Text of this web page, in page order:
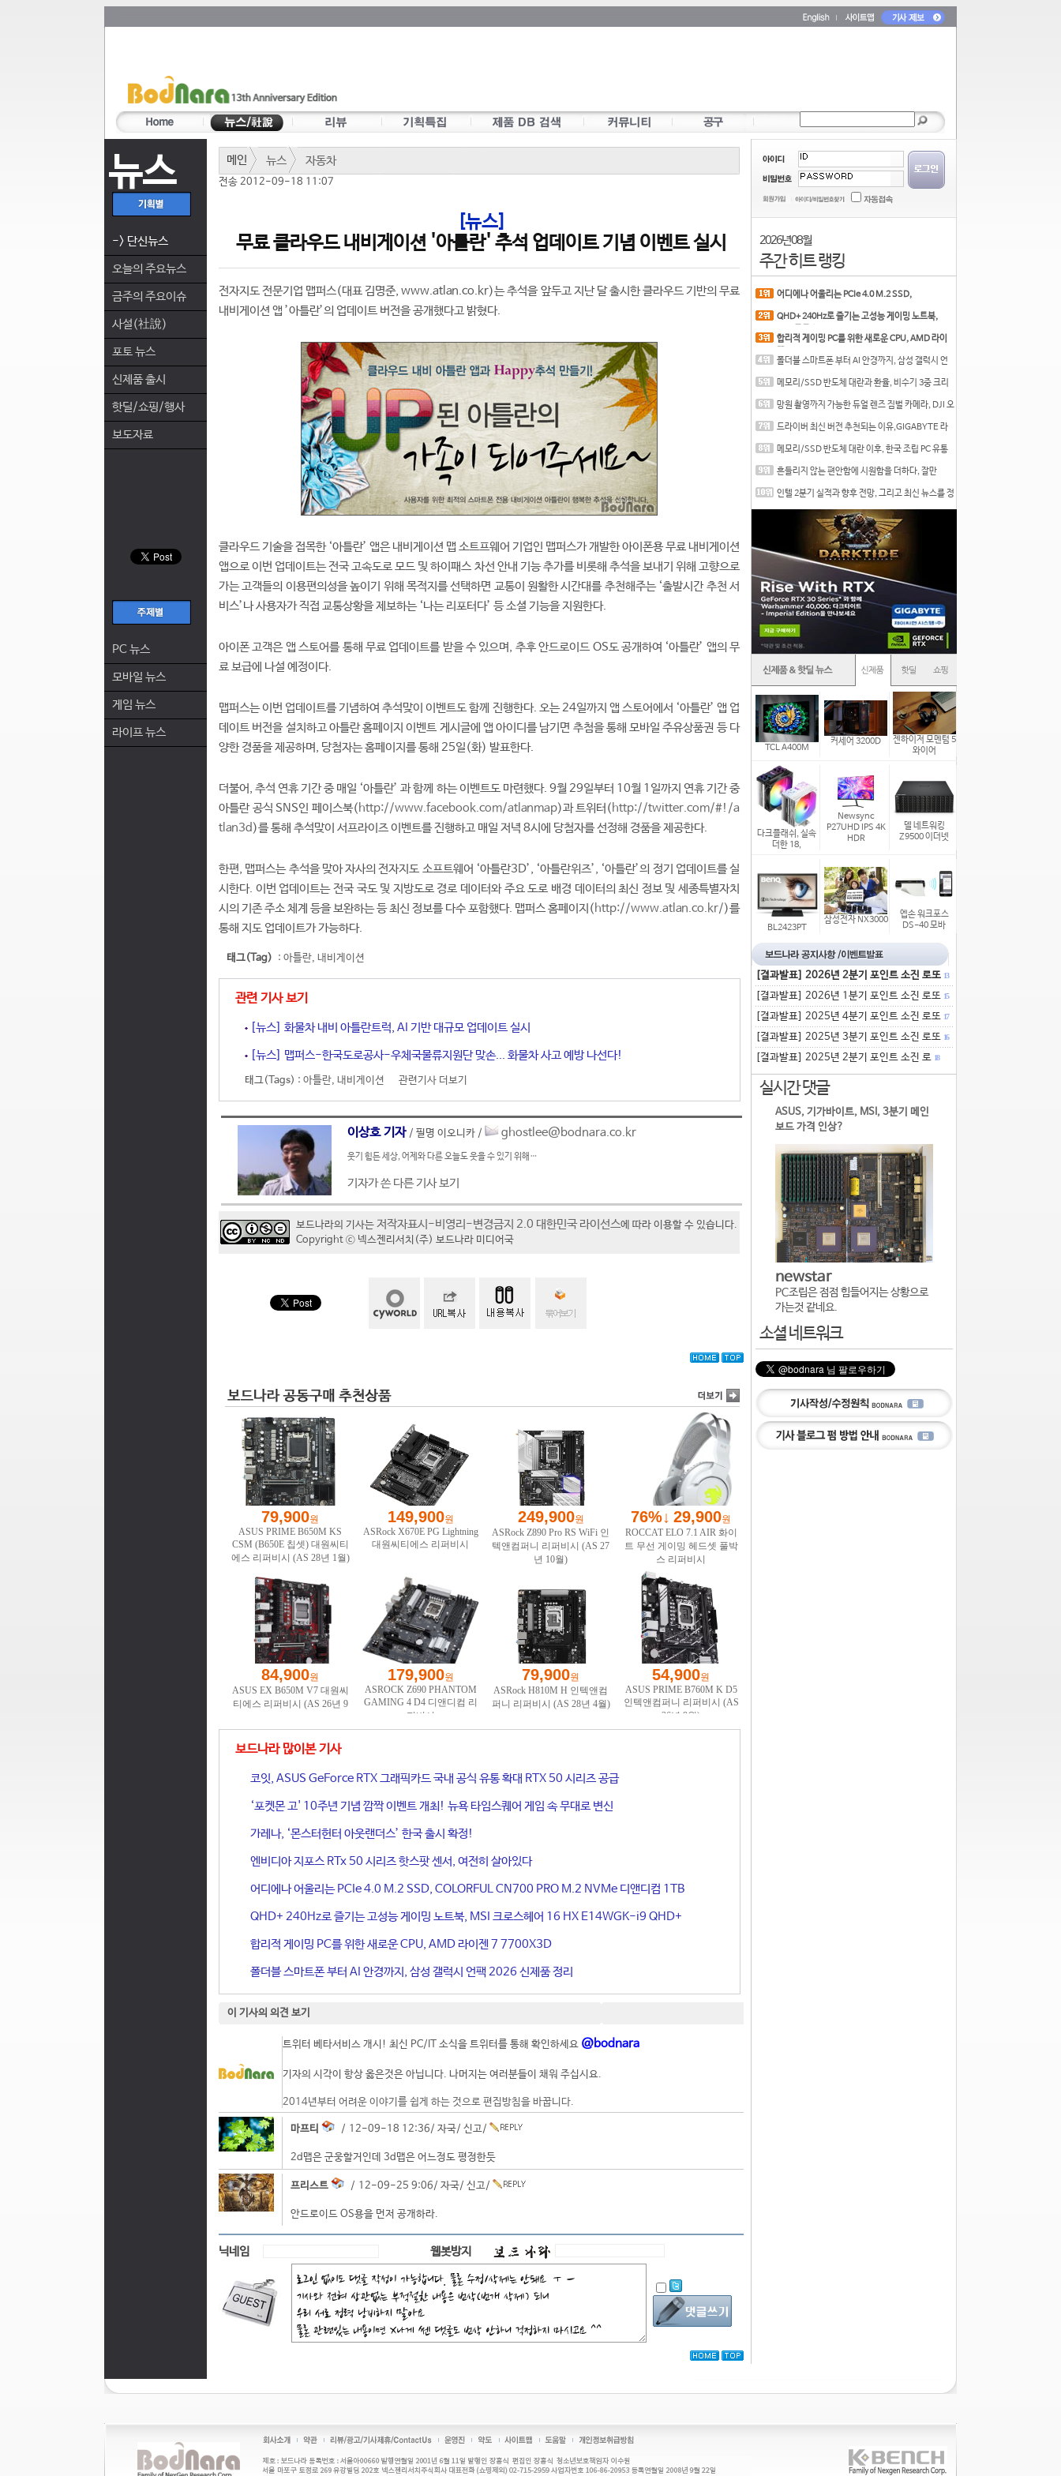
뉴스
-> 단신뉴스
오늘의 주요뉴스
금주의 주요이슈
사설(社說)
포토 뉴스
신제품 출시
핫딜/쇼핑/행사
보도자료
PC 뉴스
모바일 뉴스
게임 뉴스
라이프 뉴스
메인 뉴스 자동차
전송 2012-09-18 11:07
[뉴스]
무료 클라우드 내비게이션 '아틀란' 추석 업데이트 기념 이벤트 실시
전자지도 전문기업 맵퍼스(대표 김명준, www.atlan.co.kr)는 추석을 앞두고 지난 달 출시한 클라우드 기반의 무료
내비게이션 앱 ’아틀란’의 업데이트 버전을 공개했다고 밝혔다.
클라우드 기술을 접목한 ‘아틀란’ 앱은 내비게이션 맵 소트프웨어 기업인 맵퍼스가 개발한 아이폰용 무료 내비게이션
앱으로 이번 업데이트는 전국 고속도로 모드 및 하이패스 차선 안내 기능 추가를 비롯해 추석을 보내기 위해 고향으로
가는 고객들의 이용편의성을 높이기 위해 목적지를 선택하면 교통이 원활한 시간대를 추천해주는 ‘출발시간 추천 서
비스’나 사용자가 직접 교통상황을 제보하는 ‘나는 리포터다’ 등 소셜 기능을 지원한다.
아이폰 고객은 앱 스토어를 통해 무료 업데이트를 받을 수 있으며, 추후 안드로이드 OS도 공개하여 ‘아틀란’ 앱의 무
료 보급에 나설 예정이다.
맵퍼스는 이번 업데이트를 기념하여 추석맞이 이벤트도 함께 진행한다. 오는 24일까지 앱 스토어에서 ‘아틀란’ 앱 업
데이트 버전을 설치하고 아틀란 홈페이지 이벤트 게시글에 앱 아이디를 남기면 추첨을 통해 모바일 주유상품권 등 다
양한 경품을 제공하며, 당첨자는 홈페이지를 통해 25일(화) 발표한다.
더불어, 추석 연휴 기간 중 매일 ‘아틀란’ 과 함께 하는 이벤트도 마련했다. 9월 29일부터 10월 1일까지 연휴 기간 중
아틀란 공식 SNS인 페이스북(http://www.facebook.com/atlanmap)과 트위터(http://twitter.com/#!/a
tlan3d)를 통해 추석맞이 서프라이즈 이벤트를 진행하고 매일 저녁 8시에 당첨자를 선정해 경품을 제공한다.
한편, 맵퍼스는 추석을 맞아 자사의 전자지도 소프트웨어 ‘아틀란3D’, ‘아틀란위즈’, ‘아틀란’의 정기 업데이트를 실
시한다. 이번 업데이트는 전국 국도 및 지방도로 경로 데이터와 주요 도로 배경 데이터의 최신 정보 및 세종특별자치
시의 기존 주소 체계 등을 보완하는 등 최신 정보를 다수 포함했다. 맵퍼스 홈페이지(http://www.atlan.co.kr/)를
통해 지도 업데이트가 가능하다.
태그(Tag) : 아틀란, 내비게이션
관련 기사 보기
[뉴스] 화물차 내비 아틀란트럭, AI 기반 대규모 업데이트 실시
[뉴스] 맵퍼스-한국도로공사-우체국물류지원단 맞손... 화물차 사고 예방 나선다!
태그(Tags) : 아틀란, 내비게이션 관련기사 더보기
이상호 기자 / 필명 이오니카 / ghostlee@bodnara.co.kr
웃기 힘든 세상, 어제와 다른 오늘도 웃을 수 있기 위해…
기자가 쓴 다른 기사 보기
보드나라의 기사는 저작자표시-비영리-변경금지 2.0 대한민국 라이선스에 따라 이용할 수 있습니다.
Copyright ⓒ 넥스젠리서치(주) 보드나라 미디어국
보드나라 많이본 기사
코잇, ASUS GeForce RTX 그래픽카드 국내 공식 유통 확대 RTX 50 시리즈 공급
‘포켓몬 고' 10주년 기념 깜짝 이벤트 개최! 뉴욕 타임스퀘어 게임 속 무대로 변신
가레나, ‘몬스터헌터 아웃랜더스’ 한국 출시 확정!
엔비디아 지포스 RTx 50 시리즈 핫스팟 센서, 여전히 살아있다
어디에나 어울리는 PCIe 4.0 M.2 SSD, COLORFUL CN700 PRO M.2 NVMe 디앤디컴 1TB
QHD+ 240Hz로 즐기는 고성능 게이밍 노트북, MSI 크로스헤어 16 HX E14WGK-i9 QHD+
합리적 게이밍 PC를 위한 새로운 CPU, AMD 라이젠 7 7700X3D
폴더블 스마트폰 부터 AI 안경까지, 삼성 갤럭시 언팩 2026 신제품 정리
이 기사의 의견 보기
트위터 베타서비스 개시! 최신 PC/IT 소식을 트위터를 통해 확인하세요 @bodnara
기자의 시각이 항상 옳은것은 아닙니다. 나머지는 여러분들이 채워 주십시요.
2014년부터 어려운 이야기를 쉽게 하는 것으로 편집방침을 바꿉니다.
마프티 / 12-09-18 12:36/ 자국/ 신고/
2d맵은 군웅할거인데 3d맵은 어느정도 평정한듯
프리스트 / 12-09-25 9:06/ 자국/ 신고/
안드로이드 OS용을 먼저 공개하라.
닉네임 웹봇방지
2026년 08월
주간 히트 랭킹
어디에나 어울리는 PCIe 4.0 M.2 SSD,
QHD+ 240Hz로 즐기는 고성능 게이밍 노트북,
합리적 게이밍 PC를 위한 새로운 CPU, AMD 라이
폴더블 스마트폰 부터 AI 안경까지, 삼성 갤럭시 언
메모리/SSD 반도체 대란과 환율, 비수기 3중 크리
망원 촬영까지 가능한 듀얼 렌즈 짐벌 카메라, DJI 오
드라이버 최신 버전 추천되는 이유,GIGABYTE 라
메모리/SSD 반도체 대란 이후, 한국 조립 PC 유통
흔들리지 않는 편안함에 시원함을 더하다, 잘만
인텔 2분기 실적과 향후 전망, 그리고 최신 뉴스를 정
TCL A400M
커세어 3200D
젠하이저 모멘텀 5
와이어
다크플래쉬, 실속
더한 18,
Newsync
P27UHD IPS 4K
HDR
델 네트워킹
Z9500 이더넷
BL2423PT
삼성전자 NX3000
엡손 워크포스
DS-40 모바
[결과발표] 2026년 2분기 포인트 소진 로또 13
[결과발표] 2026년 1분기 포인트 소진 로또 15
[결과발표] 2025년 4분기 포인트 소진 로또 17
[결과발표] 2025년 3분기 포인트 소진 로또 16
[결과발표] 2025년 2분기 포인트 소진 로 18
실시간 댓글
ASUS, 기가바이트, MSI, 3분기 메인
보드 가격 인상?
newstar
PC조립은 점점 힘들어지는 상황으로
가는것 같네요.
소셜 네트워크